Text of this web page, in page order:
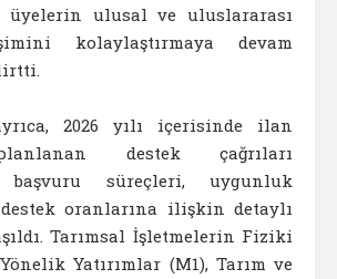
üyelerin ulusal ve uluslararası
kolaylaştırmaya devam
2026 yılı içerisinde ilan
destek çağrıları
başvuru süreçleri, uygunluk
oranlarına ilişkin detaylı
Tarımsal İşletmelerin Fiziki
Yatırımlar (M1), Tarım ve